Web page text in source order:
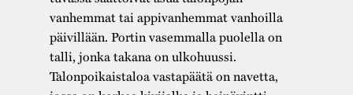
vanhemmat tai appivanhemmat vanhoilla
päivillään. Portin vasemmalla puolella on
talli, jonka takana on ulkohuussi.
Talonpoikaistaloa vastapäätä on navetta,